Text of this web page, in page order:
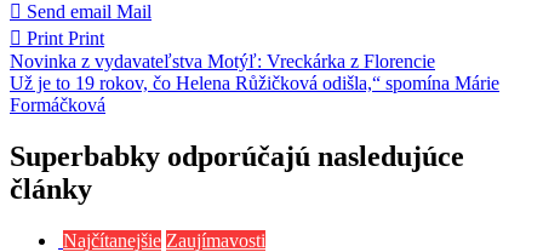
Send email Mail
Print Print
Navigácia
v
Novinka z vydavateľstva Motýľ: Vreckárka z Florencie
Už je to 19 rokov, čo Helena Růžičková odišla,“ spomína Márie
Formáčková
Superbabky odporúčajú nasledujúce
články
Najčítanejšie Zaujímavosti